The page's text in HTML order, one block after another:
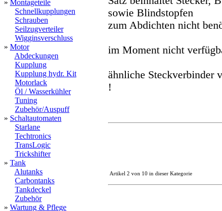
» Montageteile
Schnellkupplungen
Schrauben
Seilzugverteiler
Wigginsverschluss
» Motor
Abdeckungen
Kupplung
Kupplung hydr. Kit
Motorlack
Öl / Wasserkühler
Tuning
Zubehör/Auspuff
» Schaltautomaten
Starlane
Techtronics
TransLogic
Trickshifter
» Tank
Alutanks
Carbontanks
Tankdeckel
Zubehör
» Wartung & Pflege
sowie Blindstopfen
zum Abdichten nicht
im Moment nicht
ähnliche Steckverbinder
!
Artikel 2 von 10 in dieser Kategorie